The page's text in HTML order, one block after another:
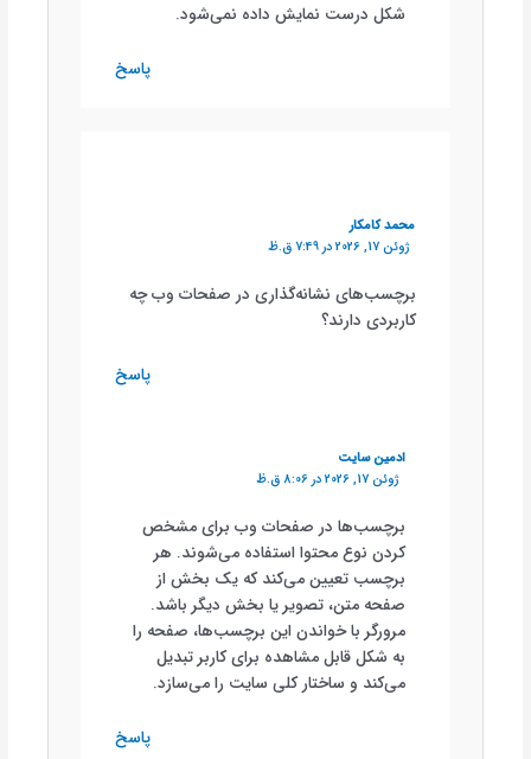
شکل درست نمایش داده نمی‌شود.
پاسخ
محمد کامکار
ژوئن 17, 2026 در 7:49 ق.ظ
برچسب‌های نشانه‌گذاری در صفحات وب چه
کاربردی دارند؟
پاسخ
ادمین سایت
ژوئن 17, 2026 در 8:06 ق.ظ
برچسب‌ها در صفحات وب برای مشخص
کردن نوع محتوا استفاده می‌شوند. هر
برچسب تعیین می‌کند که یک بخش از
صفحه متن، تصویر یا بخش دیگر باشد.
مرورگر با خواندن این برچسب‌ها، صفحه را
به شکل قابل مشاهده برای کاربر تبدیل
می‌کند و ساختار کلی سایت را می‌سازد.
پاسخ